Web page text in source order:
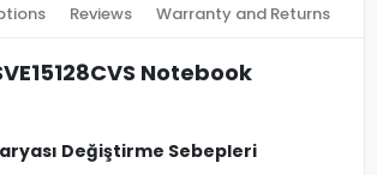
Reviews Warranty and Returns
Notebook
Değiştirme Sebepleri